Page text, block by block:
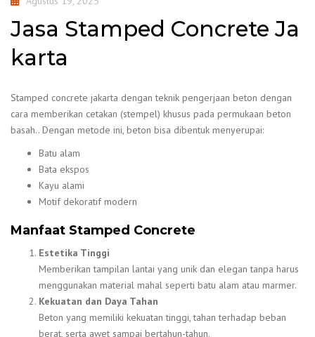
Jasa Stamped Concrete Ja
karta
Stamped concrete jakarta dengan teknik pengerjaan beton dengan
cara memberikan cetakan (stempel) khusus pada permukaan beton
basah.. Dengan metode ini, beton bisa dibentuk menyerupai:
Batu alam
Bata ekspos
Kayu alami
Motif dekoratif modern
Manfaat Stamped Concrete
Estetika Tinggi
Memberikan tampilan lantai yang unik dan elegan tanpa harus
menggunakan material mahal seperti batu alam atau marmer.
Kekuatan dan Daya Tahan
Beton yang memiliki kekuatan tinggi, tahan terhadap beban
berat, serta awet sampai bertahun-tahun.